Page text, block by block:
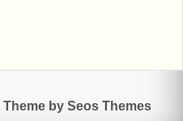
Theme by Seos Themes